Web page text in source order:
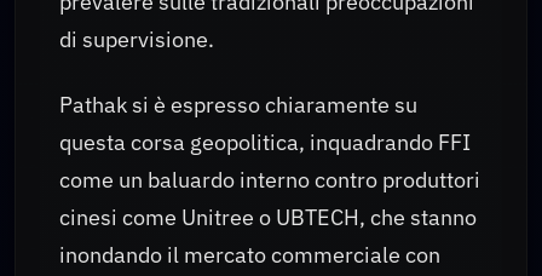
di supervisione.
Pathak si è espresso chiaramente su
questa corsa geopolitica, inquadrando FFI
come un baluardo interno contro produttori
cinesi come Unitree o UBTECH, che stanno
inondando il mercato commerciale con